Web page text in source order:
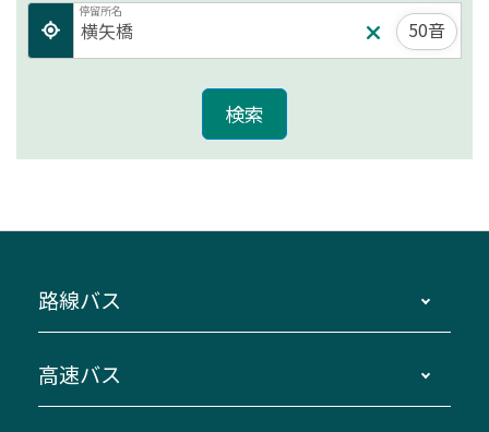
停留所名
50音
路線バス
主要停留所案内図・時刻表
高速バス